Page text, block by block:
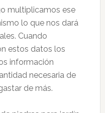
multiplicamos ese
lo que nos dará
Cuando
estos datos los
información
necesaria de
de más.